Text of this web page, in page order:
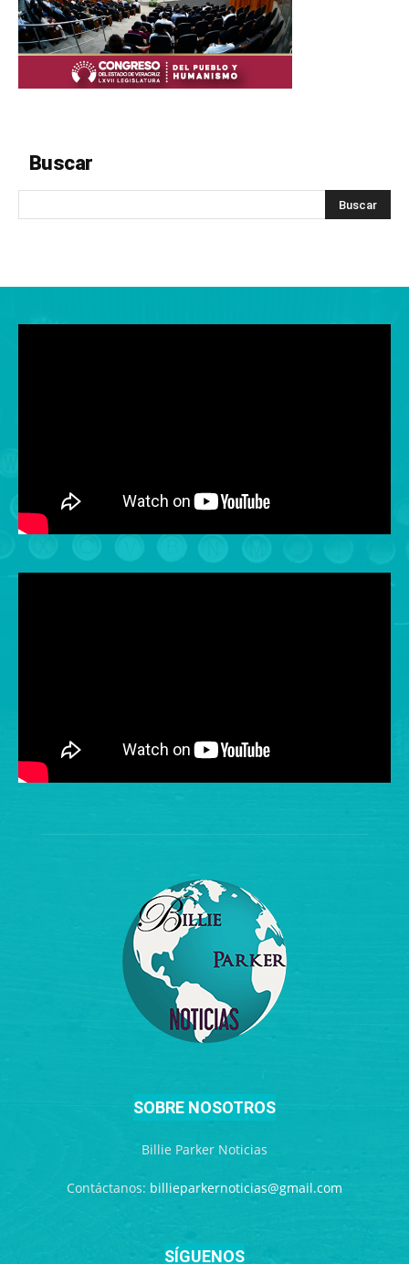
Buscar
SOBRE NOSOTROS
Billie Parker Noticias
Contáctanos: billieparkernoticias@gmail.com
SÍGUENOS